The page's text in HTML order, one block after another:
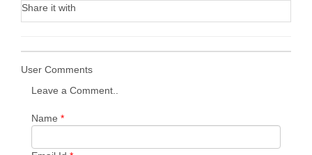
Share it with
User Comments
Leave a Comment..
Name *